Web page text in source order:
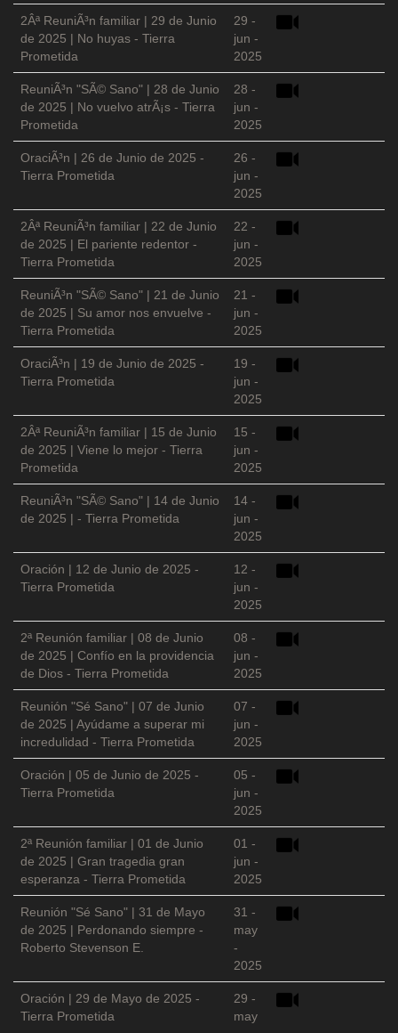
2Âª ReuniÃ³n familiar | 29 de Junio
de 2025 | No huyas - Tierra
Prometida
29 -
jun -
2025
ReuniÃ³n "SÃ© Sano" | 28 de Junio
de 2025 | No vuelvo atrÃ¡s - Tierra
Prometida
28 -
jun -
2025
OraciÃ³n | 26 de Junio de 2025 -
Tierra Prometida
26 -
jun -
2025
2Âª ReuniÃ³n familiar | 22 de Junio
de 2025 | El pariente redentor -
Tierra Prometida
22 -
jun -
2025
ReuniÃ³n "SÃ© Sano" | 21 de Junio
de 2025 | Su amor nos envuelve -
Tierra Prometida
21 -
jun -
2025
OraciÃ³n | 19 de Junio de 2025 -
Tierra Prometida
19 -
jun -
2025
2Âª ReuniÃ³n familiar | 15 de Junio
de 2025 | Viene lo mejor - Tierra
Prometida
15 -
jun -
2025
ReuniÃ³n "SÃ© Sano" | 14 de Junio
de 2025 | - Tierra Prometida
14 -
jun -
2025
Oración | 12 de Junio de 2025 -
Tierra Prometida
12 -
jun -
2025
2ª Reunión familiar | 08 de Junio
de 2025 | Confío en la providencia
de Dios - Tierra Prometida
08 -
jun -
2025
Reunión "Sé Sano" | 07 de Junio
de 2025 | Ayúdame a superar mi
incredulidad - Tierra Prometida
07 -
jun -
2025
Oración | 05 de Junio de 2025 -
Tierra Prometida
05 -
jun -
2025
2ª Reunión familiar | 01 de Junio
de 2025 | Gran tragedia gran
esperanza - Tierra Prometida
01 -
jun -
2025
Reunión "Sé Sano" | 31 de Mayo
de 2025 | Perdonando siempre -
Roberto Stevenson E.
31 -
may
-
2025
Oración | 29 de Mayo de 2025 -
Tierra Prometida
29 -
may